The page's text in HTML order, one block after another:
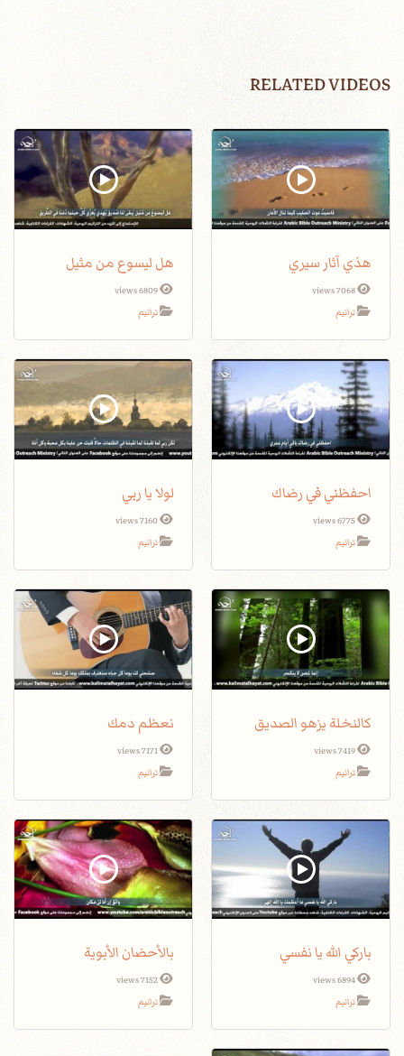
RELATED VIDEOS
هذي آثار سيري
7068 views
ترانيم
هل ليسوع من مثيل
6809 views
ترانيم
احفظني في رضاك
6775 views
ترانيم
لولا يا ربي
7160 views
ترانيم
كالنخلة يزهو الصديق
7419 views
ترانيم
نعظم دمك
7171 views
ترانيم
باركي الله يا نفسي
6894 views
ترانيم
بالأحضان الأبوية
7152 views
ترانيم